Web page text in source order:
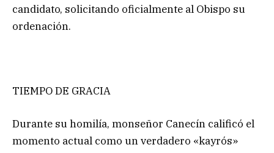
candidato, solicitando oficialmente al Obispo su
ordenación.
TIEMPO DE GRACIA
Durante su homilía, monseñor Canecín calificó el
momento actual como un verdadero «kayrós»